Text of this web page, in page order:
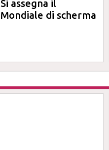
Si assegna il
Mondiale di scherma